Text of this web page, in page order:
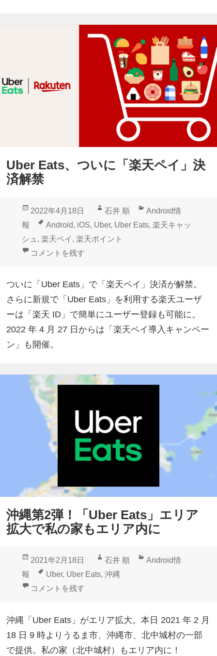
Uber Eats、ついに「楽天ペイ」決
済解禁
投
日:
2022年4月18日
作
成
者
石井 順
カ
テ
Android情
報
タ
グ
Android, iOS, Uber, Uber Eats, 楽天キャッ
シュ , 楽天ペイ , 楽天ポイント
Uber Eats、ついに「楽天ペイ」決済解禁 に
コメントを残す
ついに「Uber Eats」で「楽天ペイ」決済が解禁。
さらに新規で「Uber Eats」を利用する楽天ユーザ
ーは「楽天 ID」で簡単にユーザー登録も可能に。
2022 年 4 月 27 日からは「楽天ペイ導入キャンペー
ン」も開催。
沖縄第2弾！「Uber Eats」エリア
拡大で私の家もエリア内に
投
日:
2021年2月18日
作
成
石井 順
カ
ー
Android情
報
タ
グ
Uber, Uber Eats, 沖縄
沖縄第2弾！「Uber Eats」エリア拡大で私の家もエ
コメントを残す
沖縄「Uber Eats」がエリア拡大。本日 2021 年 2 月
18 日 9 時よりうるま市、沖縄市、北中城村の一部
で提供。私の家（北中城村）もエリア内に！